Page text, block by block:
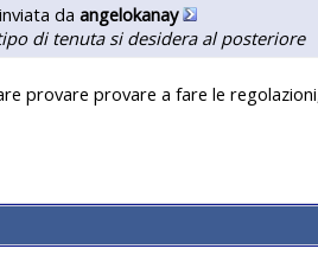
da angelokanay
di tenuta si desidera al posteriore
provare provare a fare le